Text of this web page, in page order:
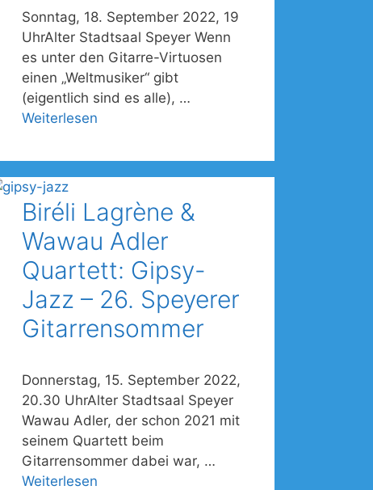
Sonntag, 18. September 2022, 19
UhrAlter Stadtsaal Speyer Wenn
es unter den Gitarre-Virtuosen
einen „Weltmusiker“ gibt
(eigentlich sind es alle), …
Weiterlesen
Biréli Lagrène &
Wawau Adler
Quartett: Gipsy-
Jazz – 26. Speyerer
Gitarrensommer
Donnerstag, 15. September 2022,
20.30 UhrAlter Stadtsaal Speyer
Wawau Adler, der schon 2021 mit
seinem Quartett beim
Gitarrensommer dabei war, …
Weiterlesen